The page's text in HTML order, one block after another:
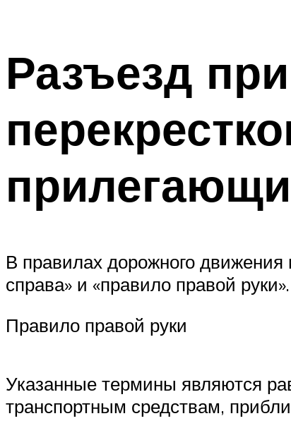
Разъезд
В правилах дорожного движения
справа» и «правило правой
Правило правой руки
Указанные термины являются
транспортным средствам,